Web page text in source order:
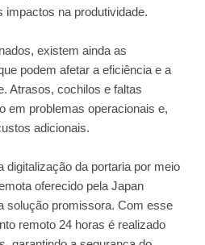
na produtividade.
existem ainda as
podem afetar a eficiência e a
Atrasos, cochilos e faltas
em problemas operacionais e,
adicionais.
digitalização da portaria por meio
oferecido pela Japan
solução promissora. Com esse
remoto 24 horas é realizado